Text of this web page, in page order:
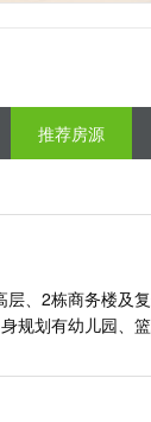
推荐房源
、2栋商务楼及
规划有幼儿园、